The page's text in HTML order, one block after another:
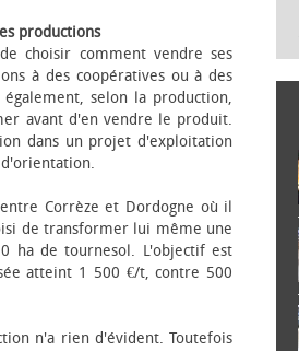
productions
choisir comment vendre ses
à des coopératives ou à des
selon la production,
avant d'en vendre le produit.
dans un projet d'exploitation
Corrèze et Dordogne où il
de transformer lui même une
ha de tournesol. L'objectif est
atteint 1 500 €/t, contre 500
n'a rien d'évident. Toutefois